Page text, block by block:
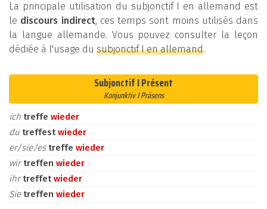
La principale utilisation du subjonctif I en allemand est
le discours indirect, ces temps sont moins utilisés dans
la langue allemande. Vous pouvez consulter la leçon
dédiée à l'usage du subjonctif I en allemand.
Subjonctif I Présent
Konjunktiv I Präsens
ich treffe wieder
du treffestwieder
er/sie/es treffe wieder
wirtreffen wieder
ihrtreffetwieder
Sie treffen wieder